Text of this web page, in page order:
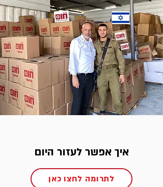
איך אפשר לעזור היום
לתרומה לחצו כאן